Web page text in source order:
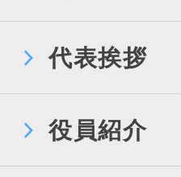
代表挨拶
役員紹介